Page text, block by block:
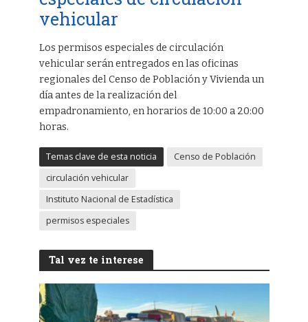
vehicular
Los permisos especiales de circulación
vehicular serán entregados en las oficinas
regionales del Censo de Población y Vivienda un
día antes de la realización del
empadronamiento, en horarios de 10:00 a 20:00
horas.
Temas clave de esta noticia
Censo de Población
circulación vehicular
Instituto Nacional de Estadística
permisos especiales
Tal vez te interese